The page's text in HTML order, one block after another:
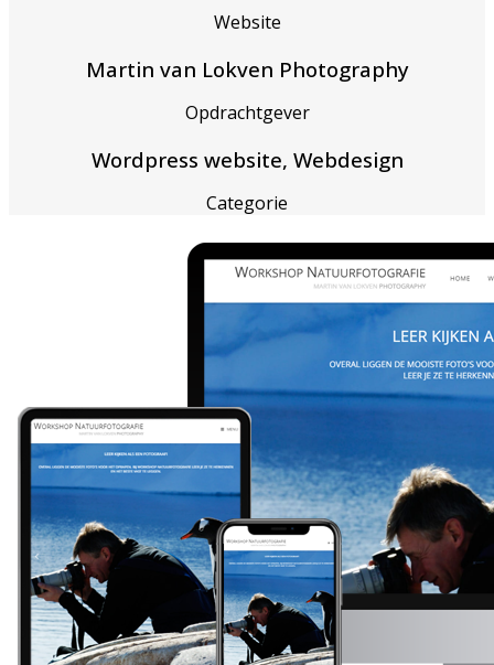
Website
Martin van Lokven Photography
Opdrachtgever
Wordpress website, Webdesign
Categorie